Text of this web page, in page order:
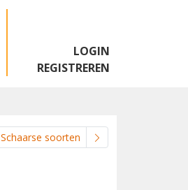
LOGIN
REGISTREREN
Schaarse soorten